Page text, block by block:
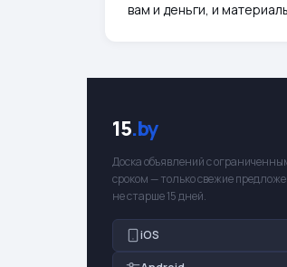
вам и деньги, и
15.by
Доска объявлений с
сроком — только свежие
не старше 15 дней.
iOS